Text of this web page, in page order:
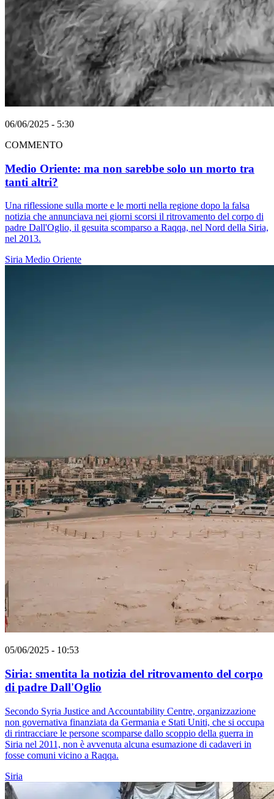
06/06/2025 - 5:30
COMMENTO
Medio Oriente: ma non sarebbe solo un morto tra
tanti altri?
Una riflessione sulla morte e le morti nella regione dopo la falsa
notizia che annunciava nei giorni scorsi il ritrovamento del corpo di
padre Dall'Oglio, il gesuita scomparso a Raqqa, nel Nord della Siria,
nel 2013.
Siria Medio Oriente
05/06/2025 - 10:53
Siria: smentita la notizia del ritrovamento del corpo
di padre Dall'Oglio
Secondo Syria Justice and Accountability Centre, organizzazione
non governativa finanziata da Germania e Stati Uniti, che si occupa
di rintracciare le persone scomparse dallo scoppio della guerra in
Siria nel 2011, non è avvenuta alcuna esumazione di cadaveri in
fosse comuni vicino a Raqqa.
Siria